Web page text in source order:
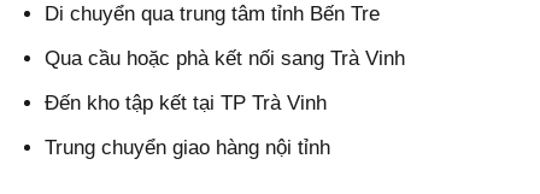
Di chuyển qua trung tâm tỉnh Bến Tre
Qua cầu hoặc phà kết nối sang Trà Vinh
Đến kho tập kết tại TP Trà Vinh
Trung chuyển giao hàng nội tỉnh